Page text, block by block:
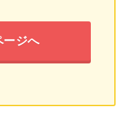
ージへ